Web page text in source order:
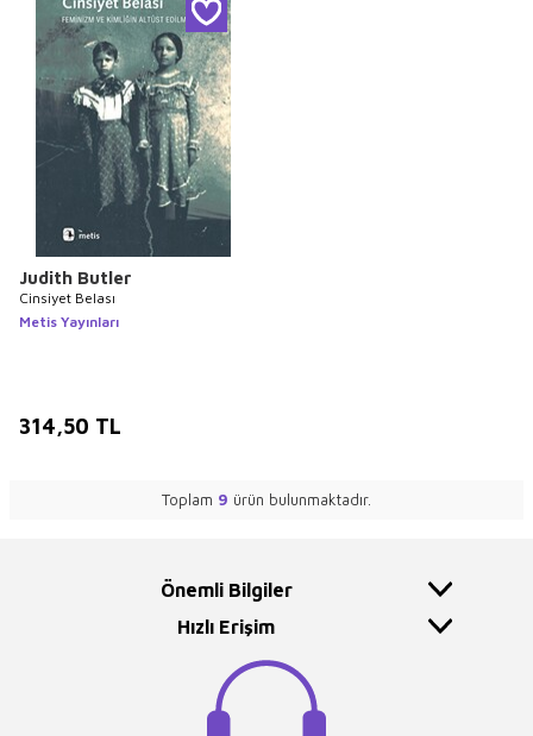
Judith Butler
Cinsiyet Belası
Metis Yayınları
314,50 TL
Toplam 9 ürün bulunmaktadır.
Önemli Bilgiler
Hızlı Erişim